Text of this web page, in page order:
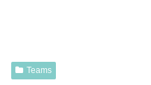
Teams